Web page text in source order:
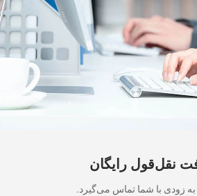
نقل‌قول رایگان
به زودی با شما تماس می‌گیرد.